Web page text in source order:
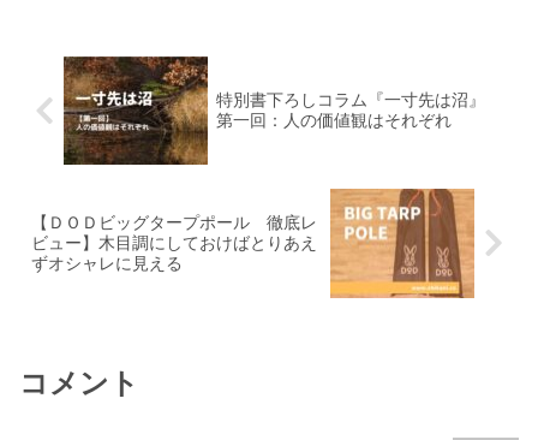
特別書下ろしコラム『一寸先は沼』
第一回：人の価値観はそれぞれ
【ＤＯＤビッグタープポール 徹底レ
ビュー】木目調にしておけばとりあえ
ずオシャレに見える
コメント